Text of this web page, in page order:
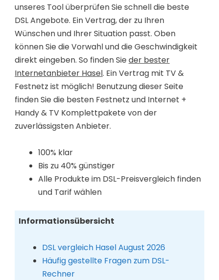
unseres Tool überprüfen Sie schnell die beste
DSL Angebote. Ein Vertrag, der zu Ihren
Wünschen und Ihrer Situation passt. Oben
können Sie die Vorwahl und die Geschwindigkeit
direkt eingeben. So finden Sieder bester
Internetanbieter Hasel. Ein Vertrag mit TV &
Festnetz ist möglich! Benutzung dieser Seite
finden Sie die besten Festnetz und Internet +
Handy & TV Komplettpakete von der
zuverlässigsten Anbieter.
100% klar
Bis zu 40% günstiger
Alle Produkte im DSL-Preisvergleich finden
und Tarif wählen
Informationsübersicht
DSL vergleich Hasel August 2026
Häufig gestellte Fragen zum DSL-
Rechner